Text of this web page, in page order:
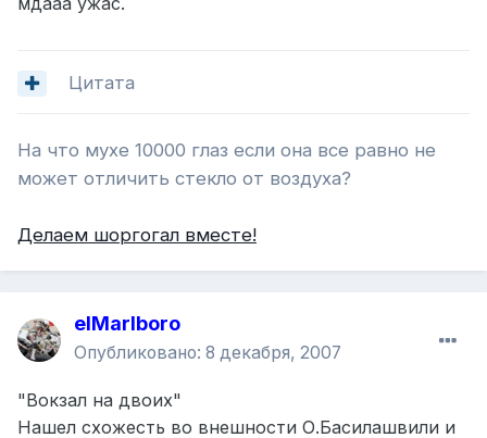
Цитата
На что мухе 10000 глаз если она все равно не
может отличить стекло от воздуха?
Делаeм шоргогал вместе!
elMarlboro
Опубликовано: 8 декабря, 2007
"Вокзал на двоих"
Нашел схожесть во внешности О.Басилашвили и